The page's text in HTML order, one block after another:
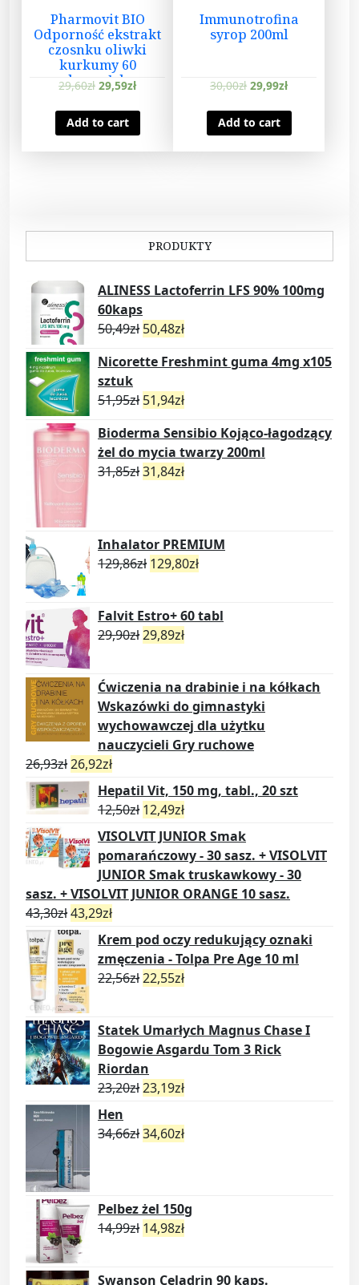
Pharmovit BIO
Odporność ekstrakt
czosnku oliwki
kurkumy 60
kapsułek
29,60zł 29,59zł
Add to cart
Immunotrofina
syrop 200ml
30,00zł 29,99zł
Add to cart
PRODUKTY
ALINESS Lactoferrin LFS 90% 100mg
60kaps
50,49zł 50,48zł
Nicorette Freshmint guma 4mg x105
sztuk
51,95zł 51,94zł
Bioderma Sensibio Kojąco-łagodzący
żel do mycia twarzy 200ml
31,85zł31,84zł
Inhalator PREMIUM
129,86zł 129,80zł
Falvit Estro+ 60 tabl
29,90zł29,89zł
Ćwiczenia na drabinie i na kółkach
Wskazówki do gimnastyki
wychowawczej dla użytku
nauczycieli Gry ruchowe
26,93zł26,92zł
Hepatil Vit, 150 mg, tabl., 20 szt
12,50zł 12,49zł
VISOLVIT JUNIOR Smak
pomarańczowy - 30 sasz. + VISOLVIT
JUNIOR Smak truskawkowy - 30
sasz. + VISOLVIT JUNIOR ORANGE 10 sasz.
43,30zł43,29zł
Krem pod oczy redukujący oznaki
zmęczenia - Tolpa Pre Age 10 ml
22,56zł22,55zł
Statek Umarłych Magnus Chase I
Bogowie Asgardu Tom 3 Rick
Riordan
23,20zł23,19zł
Hen
34,66zł34,60zł
Pelbez żel 150g
14,99zł 14,98zł
Swanson Celadrin 90 kaps.